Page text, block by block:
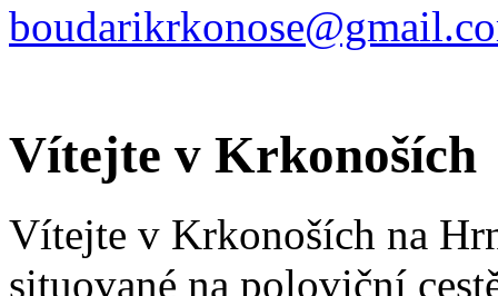
Vítejte v Krkonoších
Vítejte v Krkonoších na
situované na poloviční